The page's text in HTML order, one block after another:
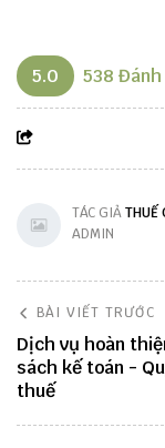
5.0 538
TÁC GIẢTHUẾ
ADMIN
BÀI VIẾT TRƯỚC
Dịch vụ hoàn
sách kế toán -
thuế